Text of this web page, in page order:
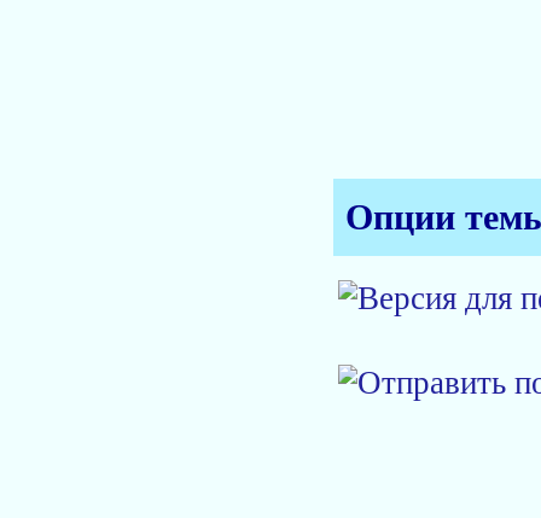
Опции